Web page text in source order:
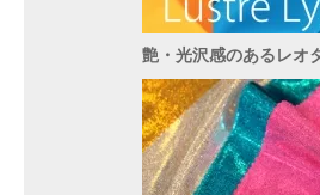
艶・光沢感のあるレオ